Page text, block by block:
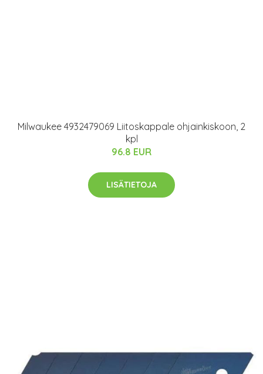
Milwaukee 4932479069 Liitoskappale ohjainkiskoon, 2
kpl
96.8 EUR
LISÄTIETOJA